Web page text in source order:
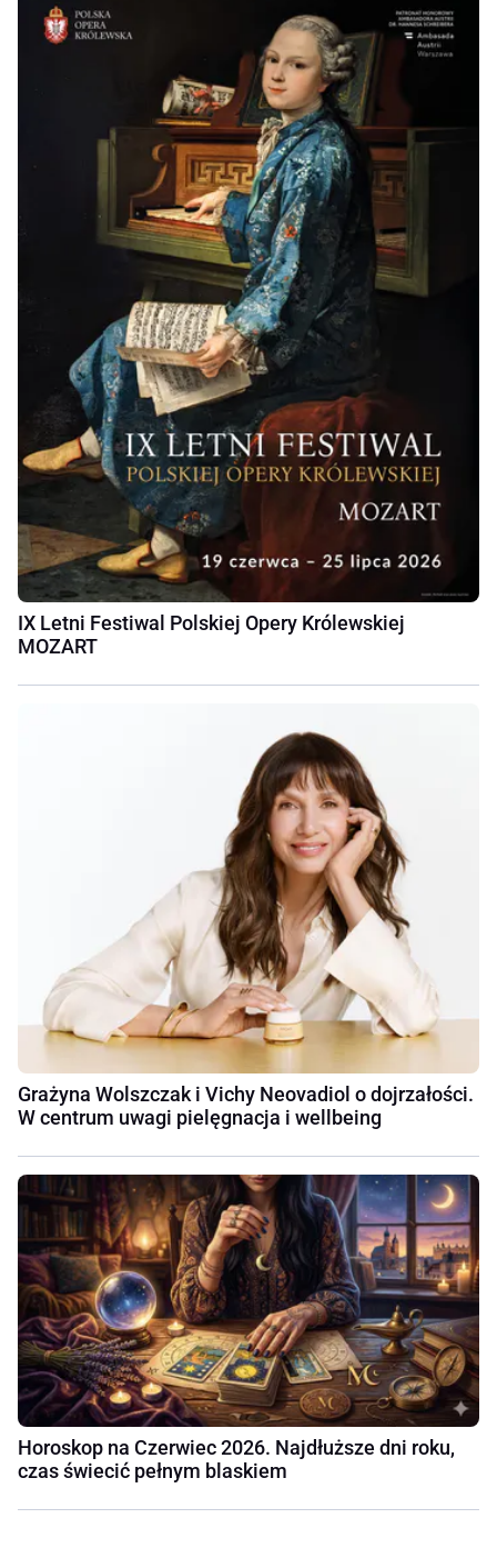
IX Letni Festiwal Polskiej Opery Królewskiej
MOZART
Grażyna Wolszczak i Vichy Neovadiol o dojrzałości.
W centrum uwagi pielęgnacja i wellbeing
Horoskop na Czerwiec 2026. Najdłuższe dni roku,
czas świecić pełnym blaskiem